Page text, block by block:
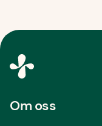
Om oss